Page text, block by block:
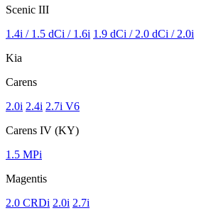
Scenic III
1.4i / 1.5 dCi / 1.6i 1.9 dCi / 2.0 dCi / 2.0i
Kia
Carens
2.0i 2.4i 2.7i V6
Carens IV (KY)
1.5 MPi
Magentis
2.0 CRDi 2.0i 2.7i